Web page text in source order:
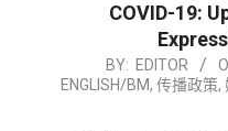
COVID-19:
04-
BY: EDITOR
ENGLISH/BM, 传播政策,